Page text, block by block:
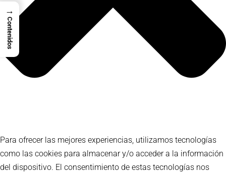
Para ofrecer las mejores experiencias, utilizamos tecnologías
como las cookies para almacenar y/o acceder a la información
del dispositivo. El consentimiento de estas tecnologías nos
→
Contenidos